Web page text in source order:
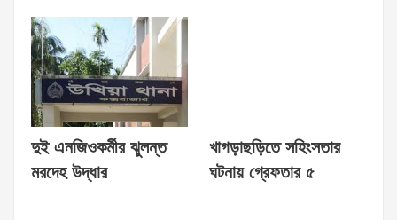
দুই এনজিওকর্মীর ঝুলন্ত
মরদেহ উদ্ধার
খাগড়াছড়িতে সহিংসতার
ঘটনায় গ্রেফতার ৫